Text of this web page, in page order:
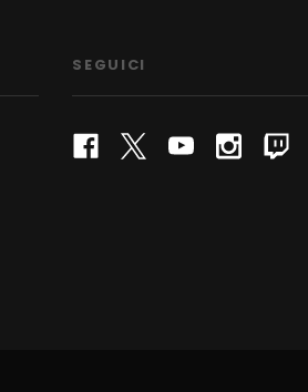
SEGUICI